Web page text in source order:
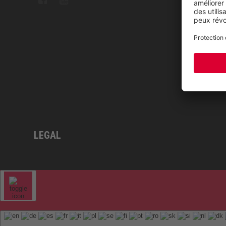
LEGAL